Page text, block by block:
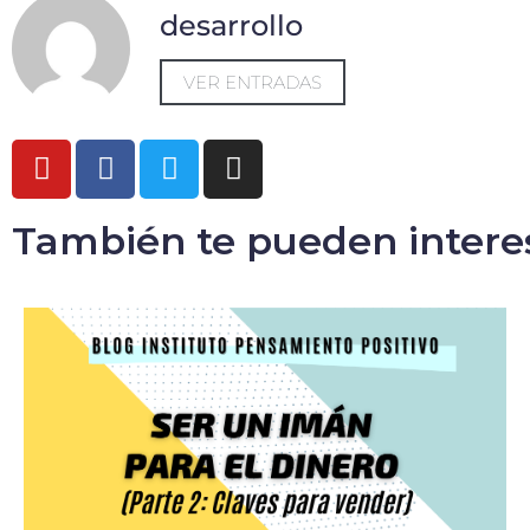
desarrollo
VER ENTRADAS
También te pueden